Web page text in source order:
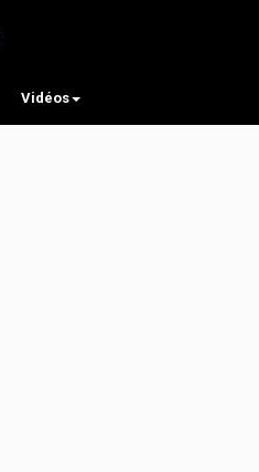
Vidéos